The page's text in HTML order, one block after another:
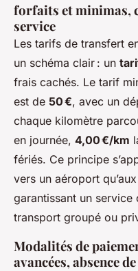
forfaits et minimas,
service
Les tarifs de transfert
un schéma clair : un
frais cachés. Le tarif
est de 50 €, avec un
chaque kilomètre
en journée, 4,00 €/km
fériés. Ce principe
vers un aéroport
garantissant un
transport groupé ou
Modalités de
avancées, absence